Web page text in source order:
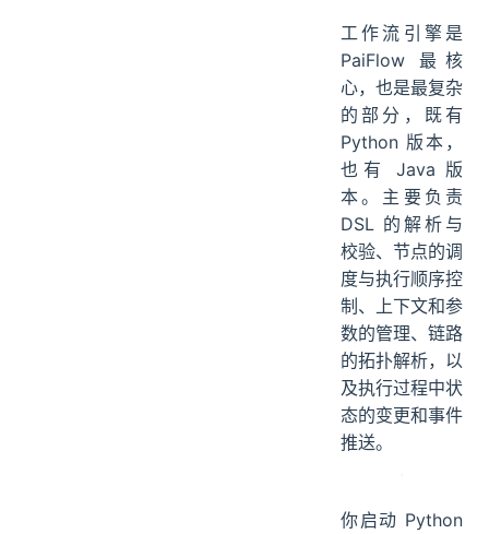
工作流引擎是
PaiFlow 最核
心，也是最复杂
的部分，既有
Python 版本，
也有 Java 版
本。主要负责
DSL 的解析与
校验、节点的调
度与执行顺序控
制、上下文和参
数的管理、链路
的拓扑解析，以
及执行过程中状
态的变更和事件
推送。
你启动 Python